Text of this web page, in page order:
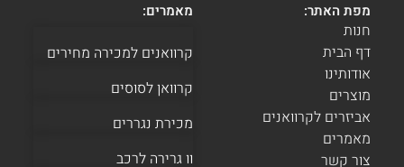
מפת האתר:
חנות
דף הבית
אודותינו
מוצרים
אביזרים לקרוואנים
מאמרים
צור קשר
מאמרים:
קרוואנים למכירה מחירים
קרוואן לסוסים
מכירת נגררים
וו גרירה לרכב